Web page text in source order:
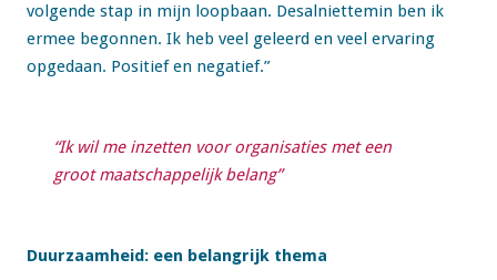
volgende stap in mijn loopbaan. Desalniettemin ben ik
ermee begonnen. Ik heb veel geleerd en veel ervaring
opgedaan. Positief en negatief.”
“Ik wil me inzetten voor organisaties met een
groot maatschappelijk belang”
Duurzaamheid: een belangrijk thema